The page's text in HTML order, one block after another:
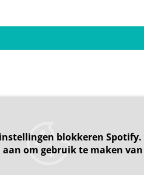
instellingen blokkeren Spotify.
aan om gebruik te maken